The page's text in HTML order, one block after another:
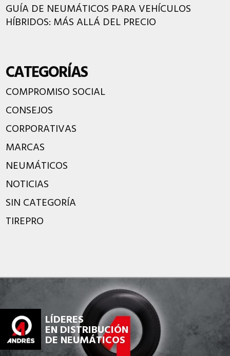
GUÍA DE NEUMÁTICOS PARA VEHÍCULOS
HÍBRIDOS: MÁS ALLÁ DEL PRECIO
CATEGORÍAS
COMPROMISO SOCIAL
CONSEJOS
CORPORATIVAS
MARCAS
NEUMÁTICOS
NOTICIAS
SIN CATEGORÍA
TIREPRO
LÍDERES
EN DISTRIBUCIÓN
DE NEUMÁTICOS